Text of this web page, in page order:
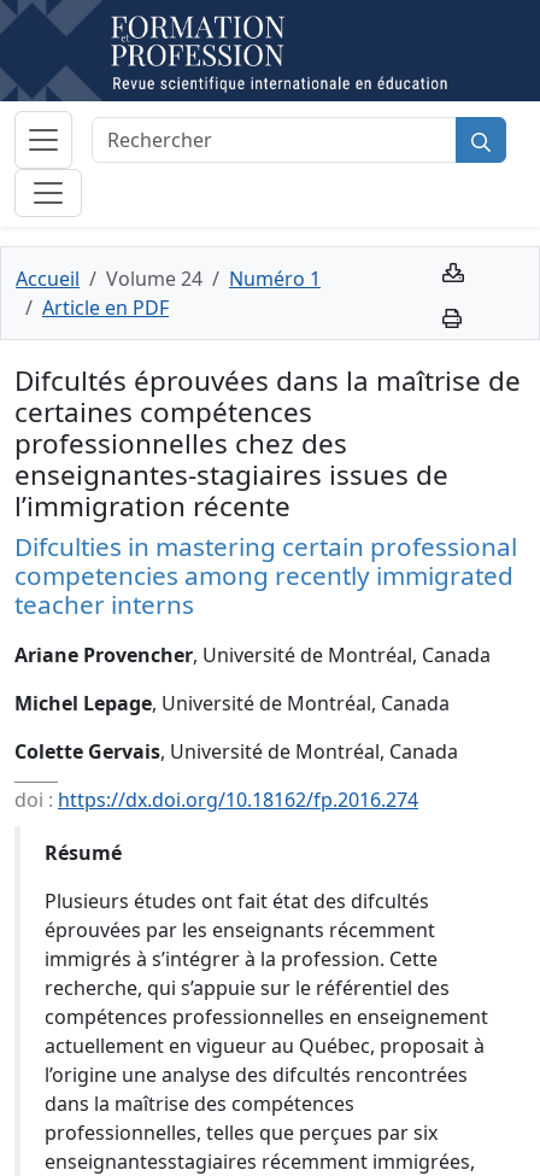
Accueil Volume 24
Numéro 1
Article en PDF
Difcultés éprouvées dans la maîtrise de
certaines compétences
professionnelles chez des
enseignantes-stagiaires issues de
l’immigration récente
Difculties in mastering certain professional
competencies among recently immigrated
teacher interns
Ariane Provencher, Université de Montréal, Canada
Michel Lepage, Université de Montréal, Canada
Colette Gervais, Université de Montréal, Canada
doi : https://dx.doi.org/10.18162/fp.2016.274
Résumé
Plusieurs études ont fait état des difcultés
éprouvées par les enseignants récemment
immigrés à s’intégrer à la profession. Cette
recherche, qui s’appuie sur le référentiel des
compétences professionnelles en enseignement
actuellement en vigueur au Québec, proposait à
l’origine une analyse des difcultés rencontrées
dans la maîtrise des compétences
professionnelles, telles que perçues par six
enseignantesstagiaires récemment immigrées,